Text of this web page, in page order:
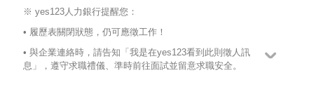
※ yes123人力銀行提醒您：
• 履歷表關閉狀態，仍可應徵工作！
• 與企業連絡時，請告知「我是在yes123看到此則徵人訊
息」，遵守求職禮儀、準時前往面試並留意求職安全。